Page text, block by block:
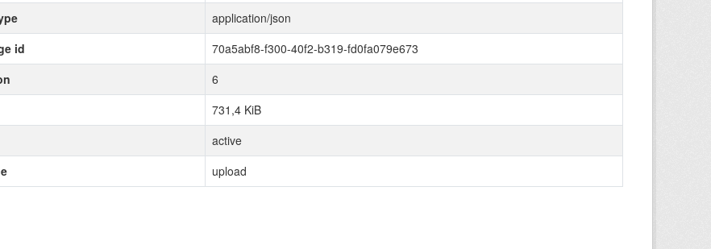
application/json
id
70a5abf8-f300-40f2-b319-fd0fa079e673
6
731,4 KiB
active
upload